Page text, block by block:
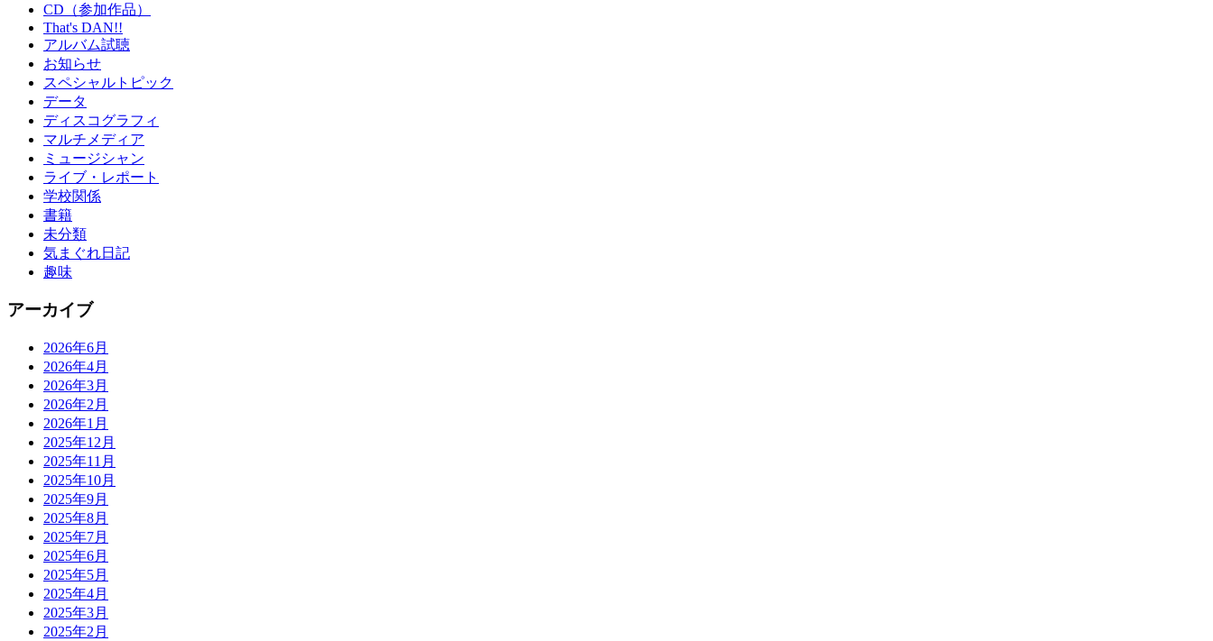
CD（参加作品）
That's DAN!!
アルバム試聴
お知らせ
スペシャルトピック
データ
ディスコグラフィ
マルチメディア
ミュージシャン
ライブ・レポート
学校関係
書籍
未分類
気まぐれ日記
趣味
アーカイブ
2026年6月
2026年4月
2026年3月
2026年2月
2026年1月
2025年12月
2025年11月
2025年10月
2025年9月
2025年8月
2025年7月
2025年6月
2025年5月
2025年4月
2025年3月
2025年2月